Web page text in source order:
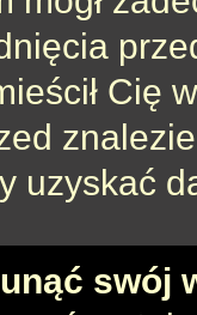
Cię
uzyskać
swój